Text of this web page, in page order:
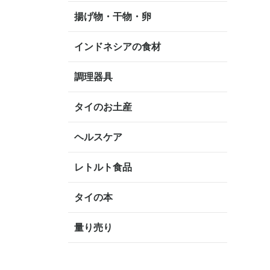
揚げ物・干物・卵
インドネシアの食材
調理器具
タイのお土産
ヘルスケア
レトルト食品
タイの本
量り売り